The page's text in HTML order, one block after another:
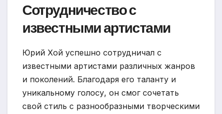
Сотрудничество с
известными артистами
Юрий Хой успешно сотрудничал с
известными артистами различных жанров
и поколений. Благодаря его таланту и
уникальному голосу, он смог сочетать
свой стиль с разнообразными творческими